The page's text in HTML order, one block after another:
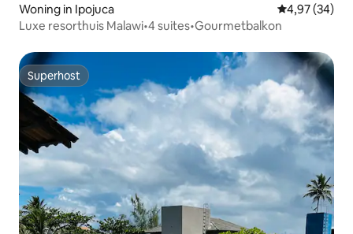
Woning in Ipojuca Gemiddelde
4,97 (34)
Luxe resorthuis Malawi•4 suites•Gourmetbalkon
Superhost
Superhost